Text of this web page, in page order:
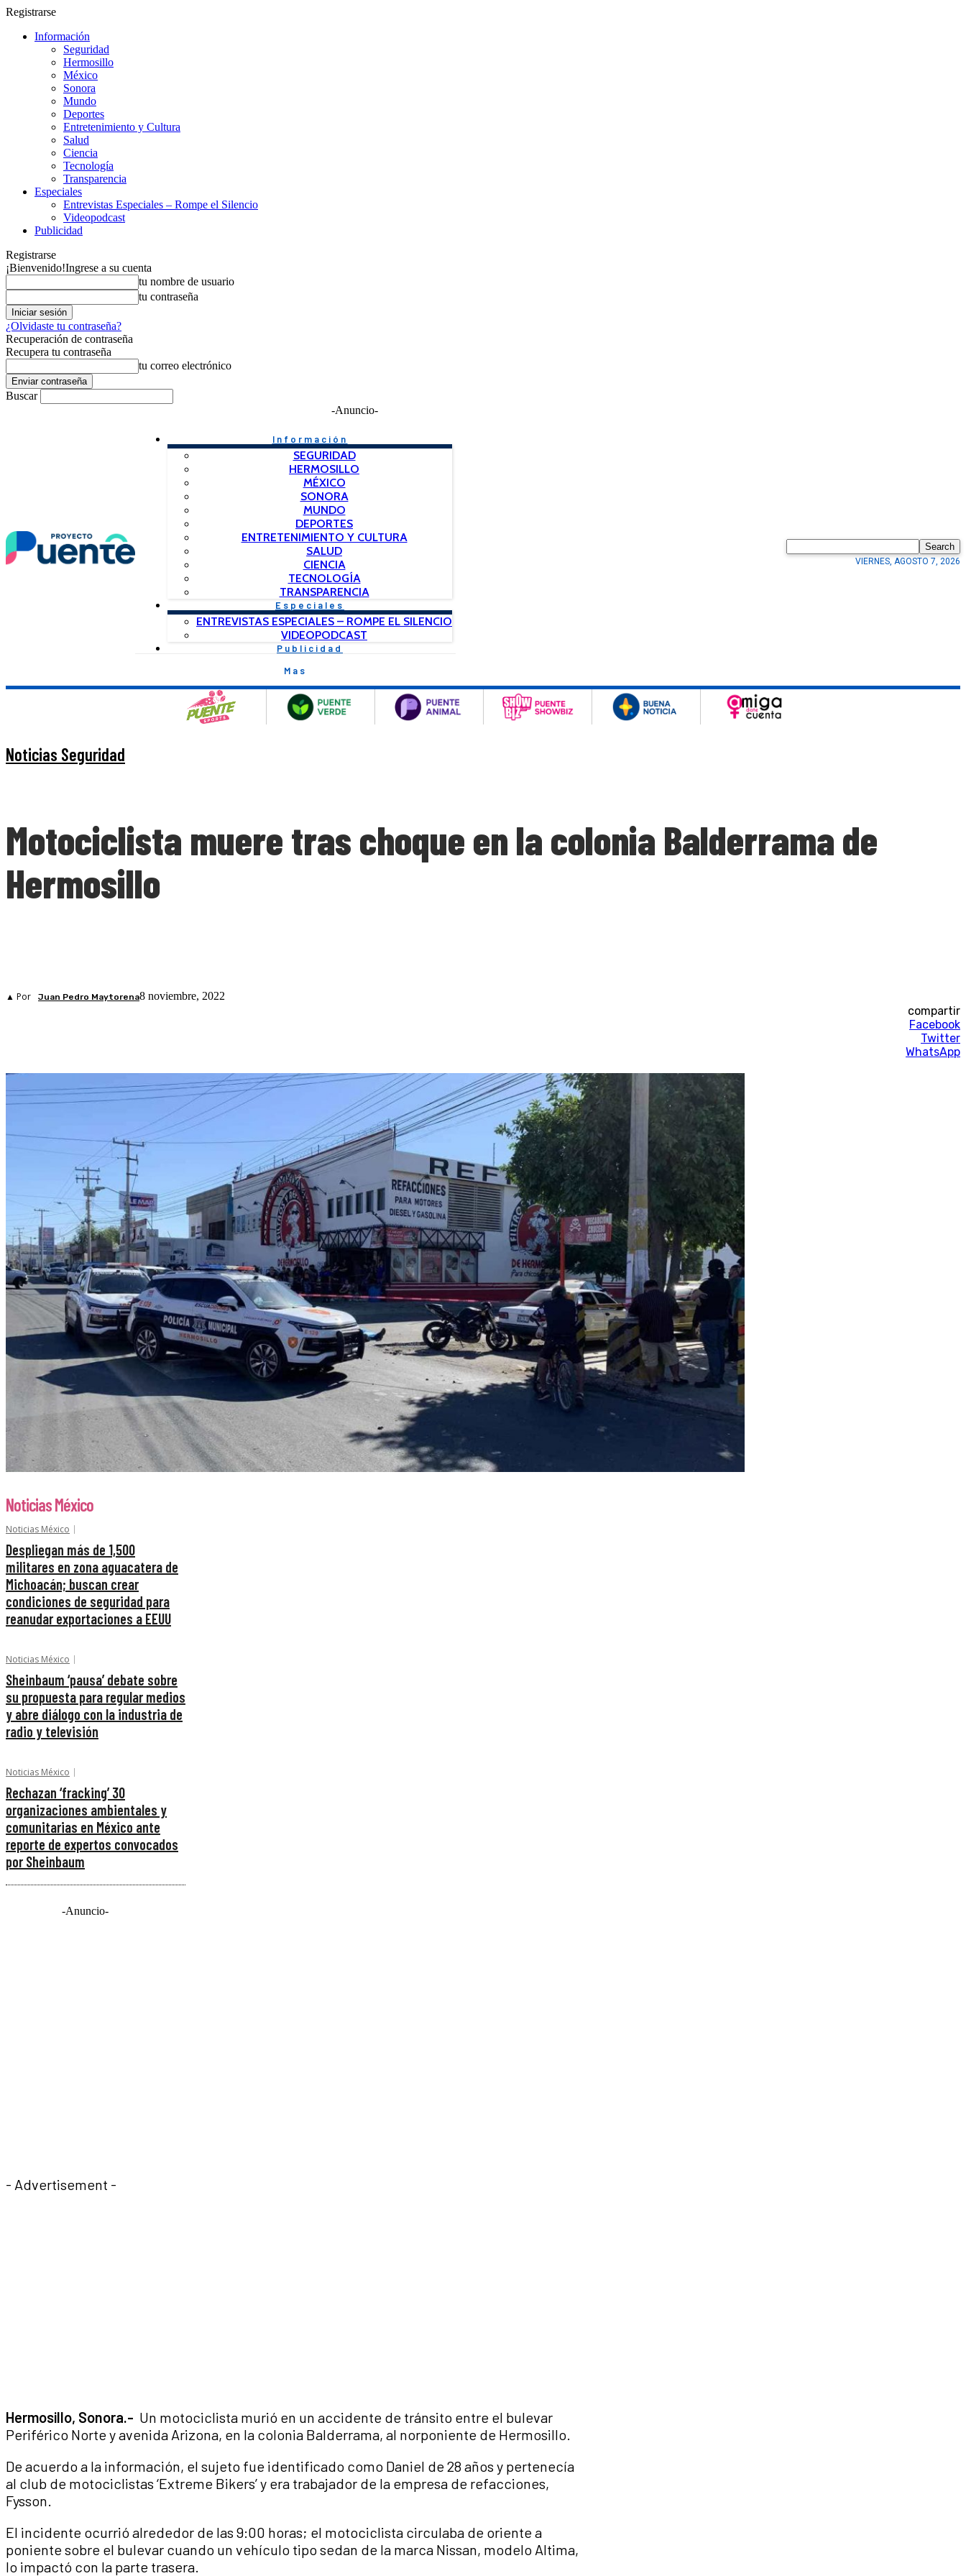
Registrarse
Información
Seguridad
Hermosillo
México
Sonora
Mundo
Deportes
Entretenimiento y Cultura
Salud
Ciencia
Tecnología
Transparencia
Especiales
Entrevistas Especiales – Rompe el Silencio
Videopodcast
Publicidad
Registrarse
¡Bienvenido!Ingrese a su cuenta
tu nombre de usuario
tu contraseña
¿Olvidaste tu contraseña?
Recuperación de contraseña
Recupera tu contraseña
tu correo electrónico
Buscar
-Anuncio-
Información
SEGURIDAD
HERMOSILLO
MÉXICO
SONORA
MUNDO
DEPORTES
ENTRETENIMIENTO Y CULTURA
SALUD
CIENCIA
TECNOLOGÍA
TRANSPARENCIA
Especiales
ENTREVISTAS ESPECIALES – ROMPE EL SILENCIO
VIDEOPODCAST
Publicidad
Mas
Search
VIERNES, AGOSTO 7, 2026
Noticias Seguridad
Motociclista muere tras choque en la colonia Balderrama de
Hermosillo
▲ Por Juan Pedro Maytorena8 noviembre, 2022
compartir
Facebook
Twitter
WhatsApp
Noticias México
Noticias México
Despliegan más de 1,500
militares en zona aguacatera de
Michoacán; buscan crear
condiciones de seguridad para
reanudar exportaciones a EEUU
Noticias México
Sheinbaum ‘pausa’ debate sobre
su propuesta para regular medios
y abre diálogo con la industria de
radio y televisión
Noticias México
Rechazan ‘fracking’ 30
organizaciones ambientales y
comunitarias en México ante
reporte de expertos convocados
por Sheinbaum
-Anuncio-
- Advertisement -
Hermosillo, Sonora.- Un motociclista murió en un accidente de tránsito entre el bulevar
Periférico Norte y avenida Arizona, en la colonia Balderrama, al norponiente de Hermosillo.
De acuerdo a la información, el sujeto fue identificado como Daniel de 28 años y pertenecía
al club de motociclistas ‘Extreme Bikers’ y era trabajador de la empresa de refacciones,
Fysson.
El incidente ocurrió alrededor de las 9:00 horas; el motociclista circulaba de oriente a
poniente sobre el bulevar cuando un vehículo tipo sedan de la marca Nissan, modelo Altima,
lo impactó con la parte trasera.